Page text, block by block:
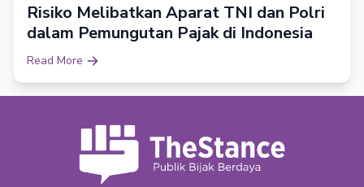
Risiko Melibatkan Aparat TNI dan Polri
dalam Pemungutan Pajak di Indonesia
Read More